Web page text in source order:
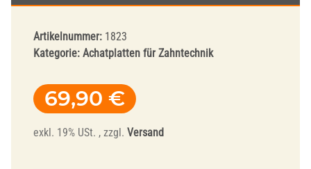
Artikelnummer: 1823
Kategorie: Achatplatten für Zahntechnik
69,90 €
exkl. 19% USt. , zzgl. Versand